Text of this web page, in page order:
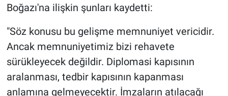
Boğazı'na ilişkin şunları kaydetti:
"Söz konusu bu gelişme memnuniyet vericidir.
Ancak memnuniyetimiz bizi rehavete
sürükleyecek değildir. Diplomasi kapısının
aralanması, tedbir kapısının kapanması
anlamına gelmeyecektir. İmzaların atılacağı